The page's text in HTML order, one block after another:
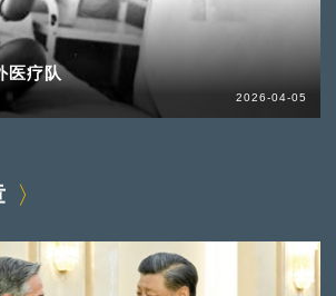
医疗队
2026-04-05